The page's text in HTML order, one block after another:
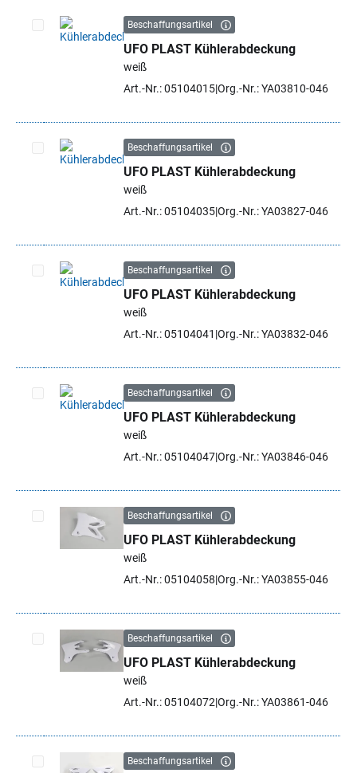
Artikel auswählen
Beschaffungsartikel
UFO PLAST Kühlerabdeckung
weiß
Art.-Nr.: 05104015Org.-Nr.: YA03810-046
Artikel auswählen
Beschaffungsartikel
UFO PLAST Kühlerabdeckung
weiß
Art.-Nr.: 05104035Org.-Nr.: YA03827-046
Artikel auswählen
Beschaffungsartikel
UFO PLAST Kühlerabdeckung
weiß
Art.-Nr.: 05104041 Org.-Nr.: YA03832-046
Artikel auswählen
Beschaffungsartikel
UFO PLAST Kühlerabdeckung
weiß
Art.-Nr.: 05104047Org.-Nr.: YA03846-046
Artikel auswählen
Beschaffungsartikel
UFO PLAST Kühlerabdeckung
weiß
Art.-Nr.: 05104058 Org.-Nr.: YA03855-046
Artikel auswählen
Beschaffungsartikel
UFO PLAST Kühlerabdeckung
weiß
Art.-Nr.: 05104072 Org.-Nr.: YA03861-046
Beschaffungsartikel